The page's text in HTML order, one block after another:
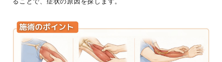
ることで、症状の原因を探します。